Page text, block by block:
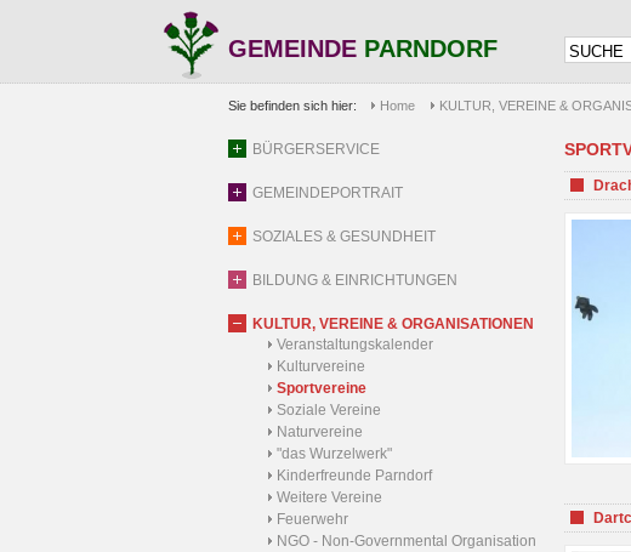
GEMEINDE PARNDORF
Sie befinden sich hier: Home KULTUR, VEREINE &
BÜRGERSERVICE
GEMEINDEPORTRAIT
SOZIALES & GESUNDHEIT
BILDUNG & EINRICHTUNGEN
KULTUR, VEREINE & ORGANISATIONEN
Veranstaltungskalender
Kulturvereine
Sportvereine
Soziale Vereine
Naturvereine
"das Wurzelwerk"
Kinderfreunde Parndorf
Weitere Vereine
Feuerwehr
NGO - Non-Governmental Organisation